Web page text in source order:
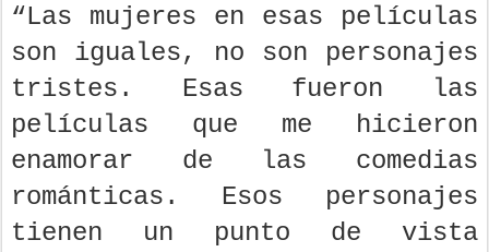
“Las mujeres en esas películas
son iguales, no son personajes
tristes. Esas fueron las
películas que me hicieron
enamorar de las comedias
románticas. Esos personajes
tienen un punto de vista